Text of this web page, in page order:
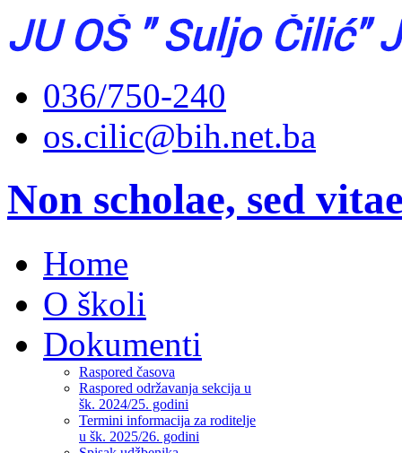
036/750-240
os.cilic@bih.net.ba
Non scholae, sed
Home
O školi
Dokumenti
Raspored časova
Raspored održavanja sekcija u
šk. 2024/25. godini
Termini informacija za roditelje
u šk. 2025/26. godini